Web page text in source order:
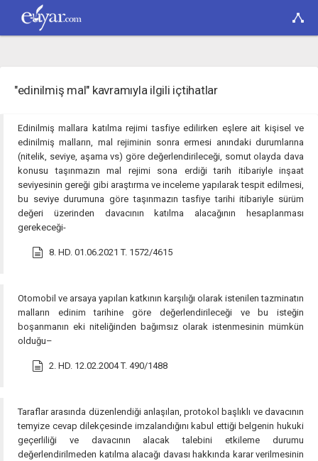
"edinilmiş mal" kavramıyla ilgili içtihatlar
Edinilmiş mallara katılma rejimi tasfiye edilirken eşlere ait kişisel ve
edinilmiş malların, mal rejiminin sonra ermesi anındaki durumlarına
(nitelik, seviye, aşama vs) göre değerlendirileceği, somut olayda dava
konusu taşınmazın mal rejimi sona erdiği tarih itibariyle inşaat
seviyesinin gereği gibi araştırma ve inceleme yapılarak tespit edilmesi,
bu seviye durumuna göre taşınmazın tasfiye tarihi itibariyle sürüm
değeri üzerinden davacının katılma alacağının hesaplanması
gerekeceği-
8. HD. 01.06.2021 T. 1572/4615
Otomobil ve arsaya yapılan katkının karşılığı olarak istenilen tazminatın
malların edinim tarihine göre değerlendirileceği ve bu isteğin
boşanmanın eki niteliğinden bağımsız olarak istenmesinin mümkün
olduğu–
2. HD. 12.02.2004 T. 490/1488
Taraflar arasında düzenlendiği anlaşılan, protokol başlıklı ve davacının
temyize cevap dilekçesinde imzalandığını kabul ettiği belgenin hukuki
geçerliliği ve davacının alacak talebini etkileme durumu
değerlendirilmeden katılma alacağı davası hakkında karar verilmesinin